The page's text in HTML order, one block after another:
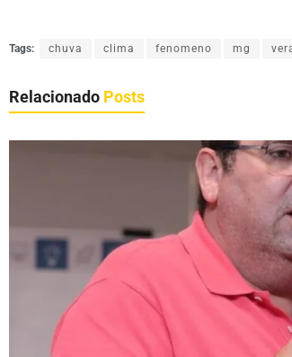
Tags: chuva clima fenomeno mg
Relacionado Posts